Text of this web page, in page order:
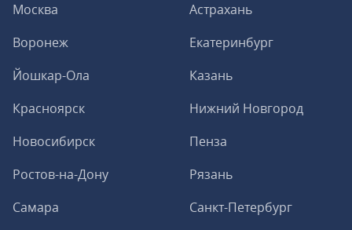
Москва
Астрахань
Воронеж
Екатеринбург
Йошкар-Ола
Казань
Красноярск
Нижний Новгород
Новосибирск
Пенза
Ростов-на-Дону
Рязань
Самара
Санкт-Петербург